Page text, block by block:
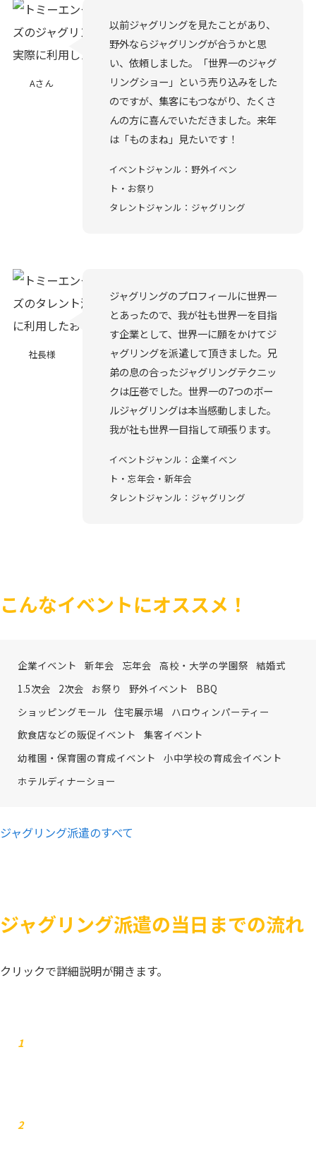
Aさん
以前ジャグリングを見たことがあり、
野外ならジャグリングが合うかと思
い、依頼しました。「世界一のジャグ
リングショー」という売り込みをした
のですが、集客にもつながり、たくさ
んの方に喜んでいただきました。来年
は「ものまね」見たいです！
イベントジャンル：野外イベン
ト・お祭り
タレントジャンル：ジャグリング
社長様
ジャグリングのプロフィールに世界一
とあったので、我が社も世界一を目指
す企業として、世界一に願をかけてジ
ャグリングを派遣して頂きました。兄
弟の息の合ったジャグリングテクニッ
クは圧巻でした。世界一の7つのボー
ルジャグリングは本当感動しました。
我が社も世界一目指して頑張ります。
イベントジャンル：企業イベン
ト・忘年会・新年会
タレントジャンル：ジャグリング
こんなイベントにオススメ！
企業イベント 新年会 忘年会 高校・大学の学園祭 結婚式
1.5次会
2次会 お祭り 野外イベント
BBQ
ショッピングモール 住宅展示場
ハロウィンパーティー
飲食店などの販促イベント
集客イベント
幼稚園・保育園の育成イベント
小中学校の育成会イベント
ホテルディナーショー
ジャグリング派遣のすべて
ジャグリング派遣の当日までの流れ
クリックで詳細説明が開きます。
1
2